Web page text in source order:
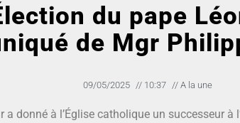
du pape
de Mgr
09/05/2025 // 10:37 // A la une
donné à l’Église catholique un successeur à